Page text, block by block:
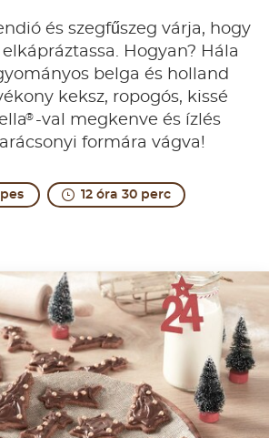
és szegfűszeg várja, hogy
Hogyan? Hála
belga és holland
keksz, ropogós, kissé
® -val megkenve és ízlés
formára vágva!
12 óra 30 perc